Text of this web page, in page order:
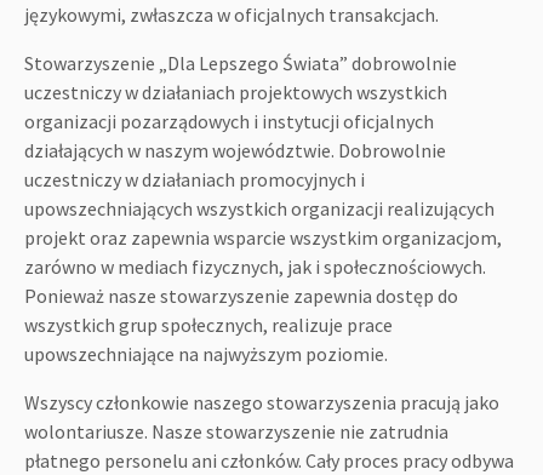
językowymi, zwłaszcza w oficjalnych transakcjach.
Stowarzyszenie „Dla Lepszego Świata” dobrowolnie
uczestniczy w działaniach projektowych wszystkich
organizacji pozarządowych i instytucji oficjalnych
działających w naszym województwie. Dobrowolnie
uczestniczy w działaniach promocyjnych i
upowszechniających wszystkich organizacji realizujących
projekt oraz zapewnia wsparcie wszystkim organizacjom,
zarówno w mediach fizycznych, jak i społecznościowych.
Ponieważ nasze stowarzyszenie zapewnia dostęp do
wszystkich grup społecznych, realizuje prace
upowszechniające na najwyższym poziomie.
Wszyscy członkowie naszego stowarzyszenia pracują jako
wolontariusze. Nasze stowarzyszenie nie zatrudnia
płatnego personelu ani członków. Cały proces pracy odbywa